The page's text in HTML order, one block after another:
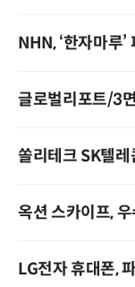
NHN, ‘한자마루
글로벌리포트/3
쏠리테크 SK텔
옥션 스카이프,
LG전자 휴대폰,